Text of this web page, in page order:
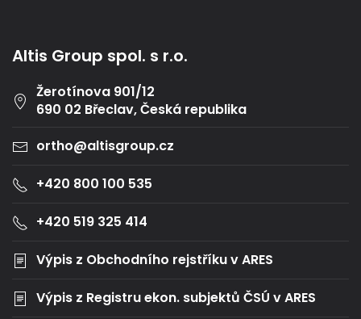
Altis Group spol. s r.o.
Žerotínova 901/12
690 02 Břeclav, Česká republika
ortho@altisgroup.cz
+420 800 100 535
+420 519 325 414
Výpis z Obchodního rejstříku v ARES
Výpis z Registru ekon. subjektů ČSÚ v ARES